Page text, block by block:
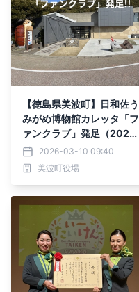
【徳島県美波町】日和佐う
みがめ博物館カレッタ「フ
ァンクラブ」発足（2026
年4月1日受付開始）
2026-03-10 09:40
美波町役場